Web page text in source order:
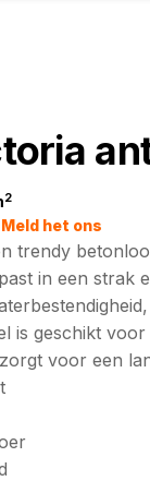
2
het ons
trendy
in een strak
is geschikt
voor een